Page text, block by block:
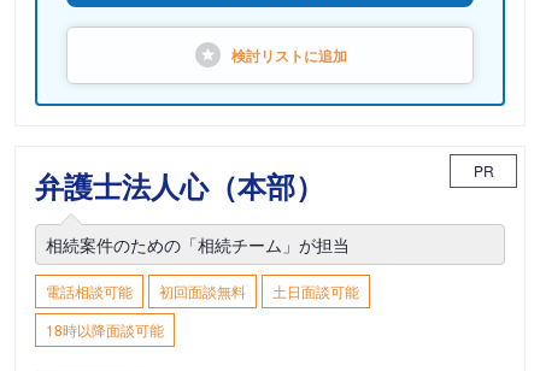
検討リストに追加
弁護士法人心（本部） PR
相続案件のための「相続チーム」が担当
電話相談可能 初回面談無料
土日面談可能
18時以降面談可能